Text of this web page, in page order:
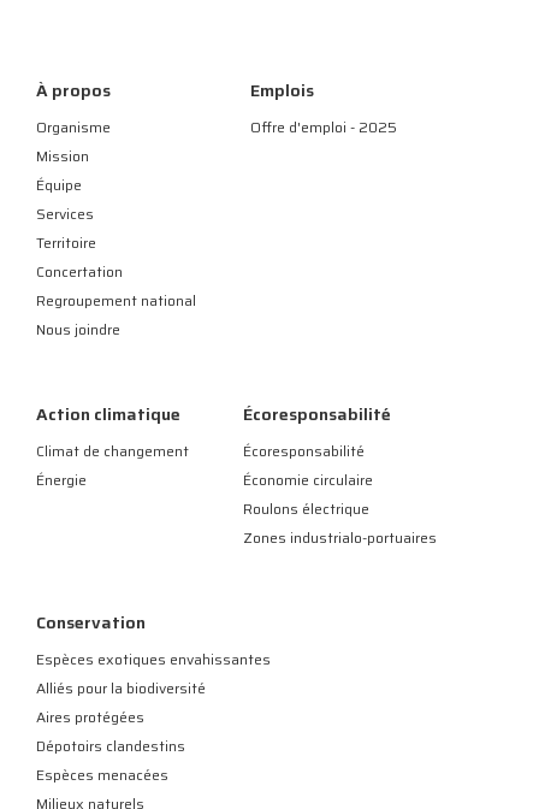
À propos
Organisme
Mission
Équipe
Services
Territoire
Concertation
Regroupement national
Nous joindre
Emplois
Offre d'emploi - 2025
Action climatique
Climat de changement
Énergie
Écoresponsabilité
Écoresponsabilité
Économie circulaire
Roulons électrique
Zones industrialo-portuaires
Conservation
Espèces exotiques envahissantes
Alliés pour la biodiversité
Aires protégées
Dépotoirs clandestins
Espèces menacées
Milieux naturels